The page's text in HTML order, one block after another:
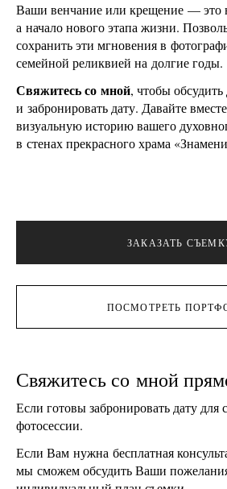
Ваши венчание или крещение — это
а начало нового этапа жизни.
сохранить эти мгновения в
семейной реликвией на долгие годы.
Свяжитесь со мной, чтобы
и забронировать дату. Давайте
визуальную историю вашего
в стенах прекрасного храма
ЗАКАЗАТЬ
ПОСМОТРЕТЬ
Свяжитесь со мной
Если готовы забронировать дату для
фотосессии.
Если Вам нужна бесплатная
мы сможем обсудить Ваши